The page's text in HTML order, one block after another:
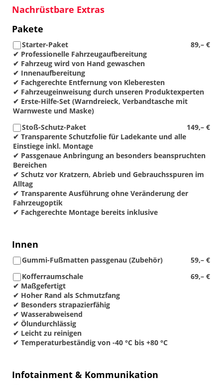
Nachrüstbare Extras
Pakete
89,– €
Starter-Paket
✔ Professionelle Fahrzeugaufbereitung
✔ Fahrzeug wird von Hand gewaschen
✔ Innenaufbereitung
✔ Fachgerechte Entfernung von Kleberesten
✔ Fahrzeugeinweisung durch unseren Produktexperten
✔ Erste-Hilfe-Set (Warndreieck, Verbandtasche mit
Warnweste und Maske)
149,– €
Stoß-Schutz-Paket
✔ Transparente Schutzfolie für Ladekante und alle
Einstiege inkl. Montage
✔ Passgenaue Anbringung an besonders beanspruchten
Bereichen
✔ Schutz vor Kratzern, Abrieb und Gebrauchsspuren im
Alltag
✔ Transparente Ausführung ohne Veränderung der
Fahrzeugoptik
✔ Fachgerechte Montage bereits inklusive
Innen
59,– €
Gummi-Fußmatten passgenau (Zubehör)
69,– €
Kofferraumschale
✔ Maßgefertigt
✔ Hoher Rand als Schmutzfang
✔ Besonders strapazierfähig
✔ Wasserabweisend
✔ Ölundurchlässig
✔ Leicht zu reinigen
✔ Temperaturbeständig von -40 °C bis +80 °C
Infotainment & Kommunikation